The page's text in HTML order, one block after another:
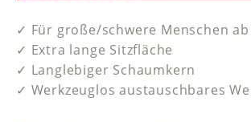
✓ Für große/schwere Menschen ab
✓ Extra lange Sitzfläche
✓ Langlebiger Schaumkern
✓ Werkzeuglos austauschbares